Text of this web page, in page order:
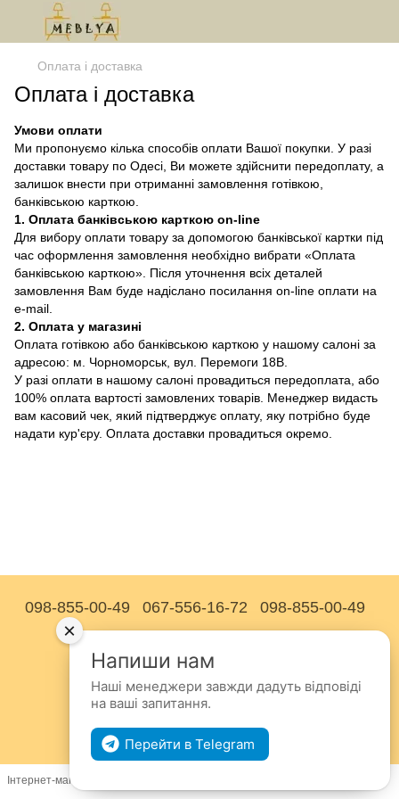
Оплата і доставка
Оплата і доставка
Умови оплати
Ми пропонуємо кілька способів оплати Вашої покупки. У разі
доставки товару по Одесі, Ви можете здійснити передоплату, а
залишок внести при отриманні замовлення готівкою,
банківською карткою.
1. Оплата банківською карткою on-line
Для вибору оплати товару за допомогою банківської картки під
час оформлення замовлення необхідно вибрати «Оплата
банківською карткою». Після уточнення всіх деталей
замовлення Вам буде надіслано посилання on-line оплати на
e-mail.
2. Оплата у магазині
Оплата готівкою або банківською карткою у нашому салоні за
адресою: м. Чорноморськ, вул. Перемоги 18В.
У разі оплати в нашому салоні провадиться передоплата, або
100% оплата вартості замовлених товарів. Менеджер видасть
вам касовий чек, який підтверджує оплату, яку потрібно буде
надати кур'єру. Оплата доставки провадиться окремо.
098-855-00-49 067-556-16-72 098-855-00-49
Повна версія сайту
© 2014—2026
Рус Укр
Інтернет-магазин створений з Хорошоп
Напиши нам
Наші менеджери завжди дадуть відповіді
на ваші запитання.
Перейти в Telegram
×